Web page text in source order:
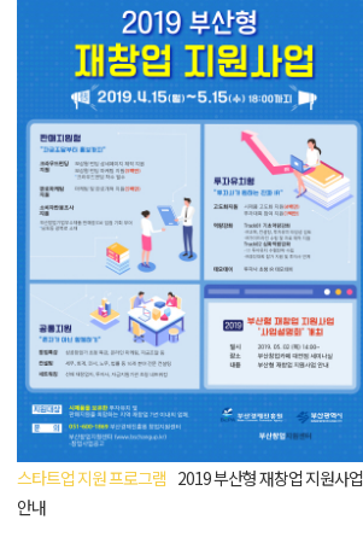
스타트업 지원 프로그램 2019 부산형 재창업 지원사업
안내